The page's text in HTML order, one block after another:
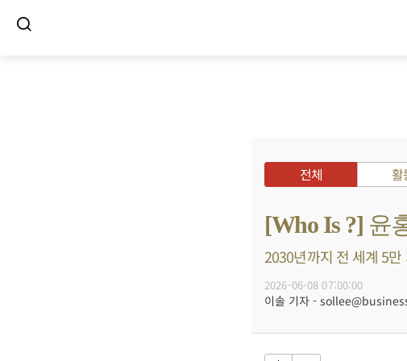
전체 활
[Who Is ?] 윤
2030년까지 전 세계 5
2026-06-08 07:00:00
이솔 기자 -